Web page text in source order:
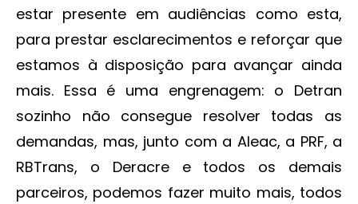
estar presente em audiências como esta,
para prestar esclarecimentos e reforçar que
estamos à disposição para avançar ainda
mais. Essa é uma engrenagem: o Detran
sozinho não consegue resolver todas as
demandas, mas, junto com a Aleac, a PRF, a
RBTrans, o Deracre e todos os demais
parceiros, podemos fazer muito mais, todos